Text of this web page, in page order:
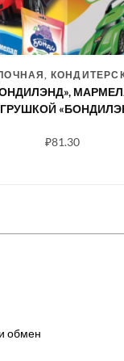
₽81.30
обмен